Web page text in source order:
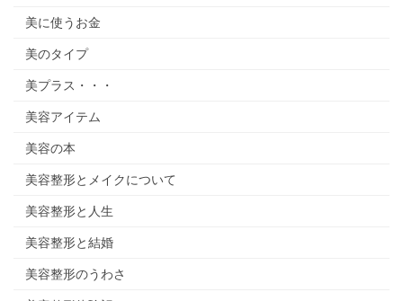
美に使うお金
美のタイプ
美プラス・・・
美容アイテム
美容の本
美容整形とメイクについて
美容整形と人生
美容整形と結婚
美容整形のうわさ